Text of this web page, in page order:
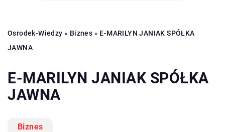
Osrodek-Wiedzy » Biznes » E-MARILYN JANIAK SPÓŁKA
JAWNA
E-MARILYN JANIAK SPÓŁKA
JAWNA
Biznes